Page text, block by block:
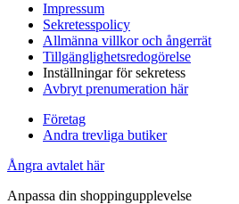
Impressum
Sekretesspolicy
Allmänna villkor och ångerrät
Tillgänglighetsredogörelse
Inställningar för sekretess
Avbryt prenumeration här
Företag
Andra trevliga butiker
Ångra avtalet här
Anpassa din shoppingupplevelse